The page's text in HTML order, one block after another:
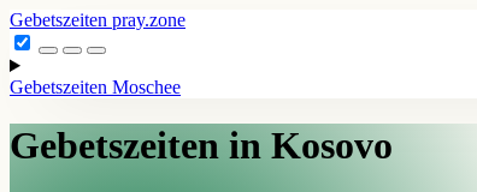
Gebetszeiten pray.zone
Gebetszeiten Moschee
Gebetszeiten in Kosovo